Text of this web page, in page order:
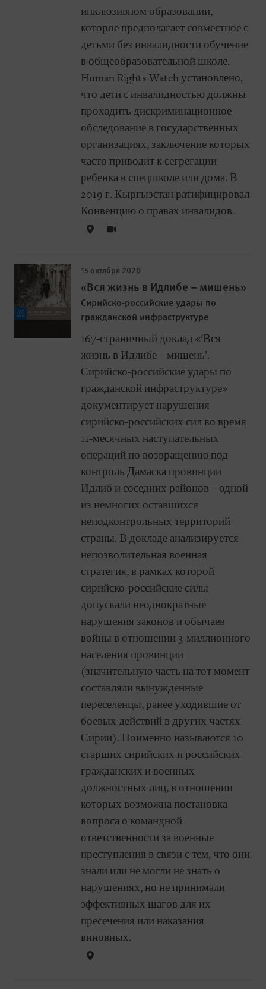
инклюзивном образовании,
которое предполагает совместное с
детьми без инвалидности обучение
в общеобразовательной школе.
Human Rights Watch установлено,
что дети с инвалидностью должны
проходить дискриминационное
обследование в государственных
организациях, заключение которых
часто приводит к сегрегации
ребенка в спецшколе или дома. В
2019 г. Кыргызстан ратифицировал
Конвенцию о правах инвалидов.
15 октября 2020
«Вся жизнь в Идлибе – мишень»
Сирийско-российские удары по
гражданской инфраструктуре
167-страничный доклад «‘Вся
жизнь в Идлибе – мишень’.
Сирийско-российские удары по
гражданской инфраструктуре»
документирует нарушения
сирийско-российских сил во время
11-месячных наступательных
операций по возвращению под
контроль Дамаска провинции
Идлиб и соседних районов – одной
из немногих оставшихся
неподконтрольных территорий
страны. В докладе анализируется
непозволительная военная
стратегия, в рамках которой
сирийско-российские силы
допускали неоднократные
нарушения законов и обычаев
войны в отношении 3-миллионного
населения провинции
(значительную часть на тот момент
составляли вынужденные
переселенцы, ранее уходившие от
боевых действий в других частях
Сирии). Поименно называются 10
старших сирийских и российских
гражданских и военных
должностных лиц, в отношении
которых возможна постановка
вопроса о командной
ответственности за военные
преступления в связи с тем, что они
знали или не могли не знать о
нарушениях, но не принимали
эффективных шагов для их
пресечения или наказания
виновных.